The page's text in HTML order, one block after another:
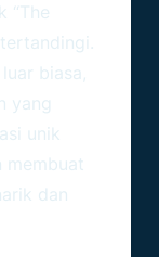
“The
biasa,
yang
unik
membuat
dan